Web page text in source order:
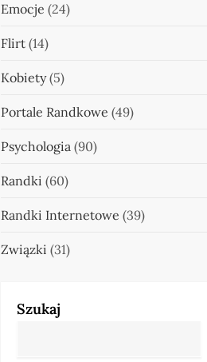
Emocje (24)
Flirt(14)
Kobiety(5)
Portale Randkowe (49)
Psychologia(90)
Randki (60)
Randki Internetowe (39)
Związki (31)
Szukaj